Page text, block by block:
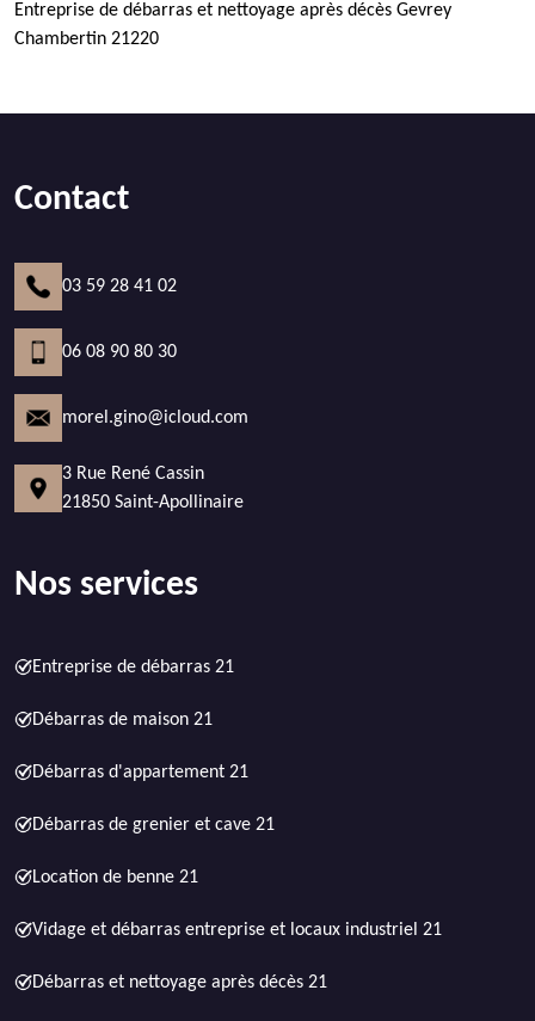
Entreprise de débarras et nettoyage après décès Gevrey
Chambertin 21220
Contact
03 59 28 41 02
06 08 90 80 30
morel.gino@icloud.com
3 Rue René Cassin
21850 Saint-Apollinaire
Nos services
Entreprise de débarras 21
Débarras de maison 21
Débarras d'appartement 21
Débarras de grenier et cave 21
Location de benne 21
Vidage et débarras entreprise et locaux industriel 21
Débarras et nettoyage après décès 21